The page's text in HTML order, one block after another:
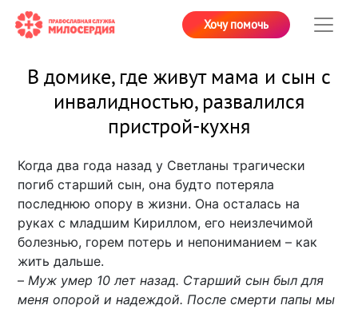
Хочу помочь
В домике, где живут мама и сын с
инвалидностью, развалился
пристрой-кухня
Когда два года назад у Светланы трагически
погиб старший сын, она будто потеряла
последнюю опору в жизни. Она осталась на
руках с младшим Кириллом, его неизлечимой
болезнью, горем потерь и непониманием – как
жить дальше.
–Муж умер 10 лет назад. Старший сын был для
меня опорой и надеждой. После смерти папы мы